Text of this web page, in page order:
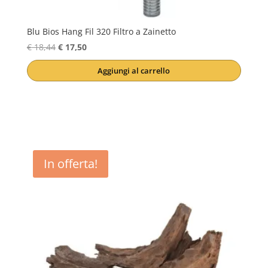
Blu Bios Hang Fil 320 Filtro a Zainetto
€18,44 Il
prezzo
€17,50Il
prezzo
attuale
Aggiungi al carrello
In offerta!